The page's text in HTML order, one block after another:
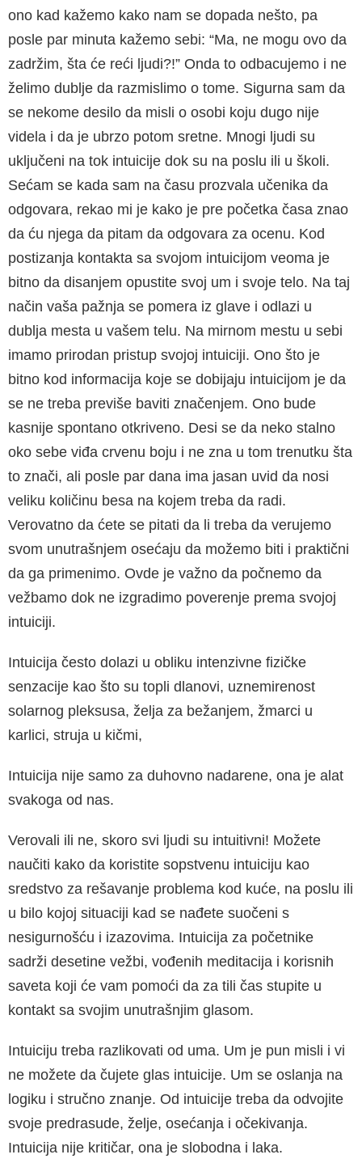
ono kad kažemo kako nam se dopada nešto, pa
posle par minuta kažemo sebi: “Ma, ne mogu ovo da
zadržim, šta će reći ljudi?!” Onda to odbacujemo i ne
želimo du­blje da razmislimo o tome. Sigurna sam da
se nekome desilo da misli o osobi koju dugo nije
videla i da je ubrzo potom sretne. Mnogi ljudi su
uključeni na tok intuicije dok su na poslu ili u školi.
Sećam se kada sam na času prozvala učenika da
odgovara, rekao mi je kako je pre početka časa znao
da ću njega da pitam da odgovara za ocenu. Kod
postizanja kontakta sa svojom intuicijom veoma je
bitno da disan­jem opustite svoj um i svoje telo. Na taj
način vaša pažnja se pomera iz glave i odlazi u
dublja mesta u vašem telu. Na mirnom mestu u sebi
imamo prirodan pristup svojoj intuiciji. Ono što je
bitno kod informacija koje se dobijaju intuici­jom je da
se ne treba previše baviti značenjem. Ono bude
kasnije spontano otkriveno. Desi se da neko stalno
oko sebe viđa crvenu boju i ne zna u tom trenutku šta
to znači, ali posle par dana ima jasan uvid da nosi
veliku količinu besa na kojem treba da radi.
Verovatno da ćete se pitati da li treba da verujemo
svom un­utrašnjem osećaju da možemo biti i praktični
da ga primenimo. Ovde je važno da počnemo da
vežbamo dok ne izgradimo poverenje prema svojoj
intuiciji.
Intuicija često dolazi u obliku intenzivne fizičke
senzacije kao što su topli dlanovi, uznemirenost
solarnog pleksusa, želja za bežanjem, žmarci u
karlici, struja u kičmi,
Intuicija nije samo za duhovno nadarene, ona je alat
svakoga od nas.
Verovali ili ne, skoro svi ljudi su intuitivni! Možete
naučiti kako da koristite sopstvenu intuiciju kao
sredstvo za rešavanje problema kod kuće, na poslu ili
u bilo kojoj situaciji kad se nađete suočeni s
nesigurnošću i izazovima. Intuicija za početnike
sadrži desetine vežbi, vođenih meditacija i korisnih
saveta koji će vam pomoći da za tili čas stupite u
kontakt sa svo­jim unutrašnjim glasom.
Intuiciju treba razlikovati od uma. Um je pun misli i vi
ne možete da čujete glas intuicije. Um se oslanja na
logiku i stručno znanje. Od intui­cije treba da odvojite
svoje predrasude, želje, osećanja i očekivanja.
Intuicija nije kritičar, ona je slobodna i laka.